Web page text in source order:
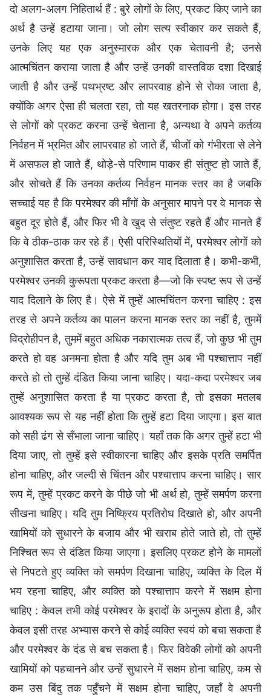
दो अलग-अलग निहितार्थ हैं : बुरे लोगों के लिए, प्रकट किए जाने का
अर्थ है उन्हें हटाया जाना। जो लोग सत्य स्वीकार कर सकते हैं,
उनके लिए यह एक अनुस्मारक और एक चेतावनी है; उनसे
आत्मचिंतन कराया जाता है और उन्हें उनकी वास्तविक दशा दिखाई
जाती है और उन्हें पथभ्रष्ट और लापरवाह होने से रोका जाता है,
क्योंकि अगर ऐसा ही चलता रहा, तो यह खतरनाक होगा। इस तरह
से लोगों को प्रकट करना उन्हें चेताना है, अन्यथा वे अपने कर्तव्य
निर्वहन में भ्रमित और लापरवाह हो जाते हैं, चीजों को गंभीरता से लेने
में असफल हो जाते हैं, थोड़े-से परिणाम पाकर ही संतुष्ट हो जाते हैं,
और सोचते हैं कि उनका कर्तव्य निर्वहन मानक स्तर का है जबकि
सच्चाई यह है कि परमेश्वर की माँगों के अनुसार मापने पर वे मानक से
बहुत दूर होते हैं, और फिर भी वे खुद से संतुष्ट रहते हैं और मानते हैं
कि वे ठीक-ठाक कर रहे हैं। ऐसी परिस्थितियों में, परमेश्वर लोगों को
अनुशासित करता है, उन्हें सावधान कर याद दिलाता है। कभी-कभी,
परमेश्वर उनकी कुरूपता प्रकट करता है—जो कि स्पष्ट रूप से उन्हें
याद दिलाने के लिए है। ऐसे में तुम्हें आत्मचिंतन करना चाहिए : इस
तरह से अपने कर्तव्य का पालन करना मानक स्तर का नहीं है, तुममें
विद्रोहीपन है, तुममें बहुत अधिक नकारात्मक तत्व हैं, जो कुछ भी तुम
करते हो वह अनमना होता है और यदि तुम अब भी पश्चात्ताप नहीं
करते हो तो तुम्हें दंडित किया जाना चाहिए। यदा-कदा परमेश्वर जब
तुम्हें अनुशासित करता है या प्रकट करता है, तो इसका मतलब
आवश्यक रूप से यह नहीं होता कि तुम्हें हटा दिया जाएगा। इस बात
को सही ढंग से सँभाला जाना चाहिए। यहाँ तक कि अगर तुम्हें हटा भी
दिया जाए, तो तुम्हें इसे स्वीकारना चाहिए और इसके प्रति समर्पित
होना चाहिए, और जल्दी से चिंतन और पश्चात्ताप करना चाहिए। सार
रूप में, तुम्हें प्रकट करने के पीछे जो भी अर्थ हो, तुम्हें समर्पण करना
सीखना चाहिए। यदि तुम निष्क्रिय प्रतिरोध दिखाते हो, और अपनी
खामियों को सुधारने के बजाय और भी खराब होते जाते हो, तो तुम्हें
निश्चित रूप से दंडित किया जाएगा। इसलिए प्रकट होने के मामलों
से निपटते हुए व्यक्ति को समर्पण दिखाना चाहिए, व्यक्ति के दिल में
भय रहना चाहिए, और व्यक्ति को पश्चात्ताप करने में सक्षम होना
चाहिए : केवल तभी कोई परमेश्वर के इरादों के अनुरूप होता है, और
केवल इसी तरह अभ्यास करने से कोई व्यक्ति स्वयं को बचा सकता है
और परमेश्वर के दंड से बच सकता है। फिर विवेकी लोगों को अपनी
खामियों को पहचानने और उन्हें सुधारने में सक्षम होना चाहिए, कम से
कम उस बिंदु तक पहुँचने में सक्षम होना चाहिए, जहाँ वे अपनी